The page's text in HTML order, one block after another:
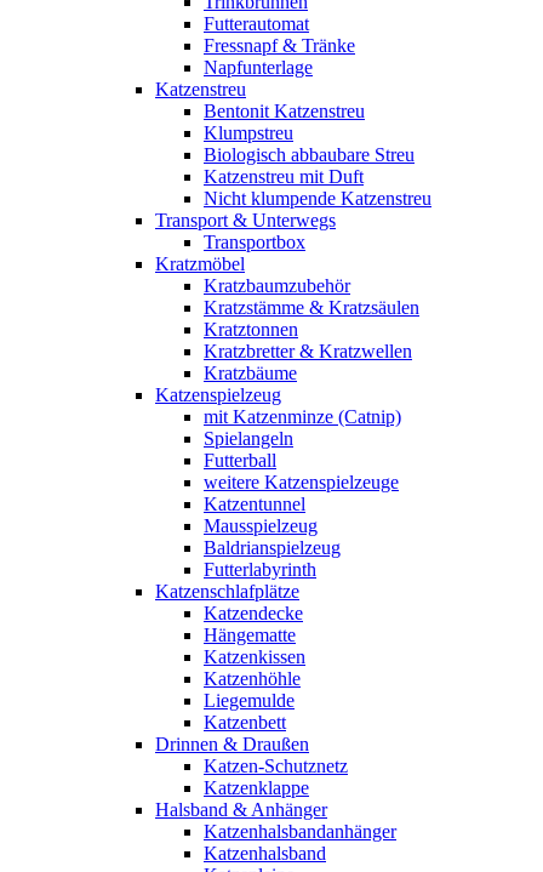
Futterautomat
Fressnapf & Tränke
Napfunterlage
Katzenstreu
Bentonit Katzenstreu
Klumpstreu
Biologisch abbaubare Streu
Katzenstreu mit Duft
Nicht klumpende Katzenstreu
Transport & Unterwegs
Transportbox
Kratzmöbel
Kratzbaumzubehör
Kratzstämme & Kratzsäulen
Kratztonnen
Kratzbretter & Kratzwellen
Kratzbäume
Katzenspielzeug
mit Katzenminze (Catnip)
Spielangeln
Futterball
weitere Katzenspielzeuge
Katzentunnel
Mausspielzeug
Baldrianspielzeug
Futterlabyrinth
Katzenschlafplätze
Katzendecke
Hängematte
Katzenkissen
Katzenhöhle
Liegemulde
Katzenbett
Drinnen & Draußen
Katzen-Schutznetz
Katzenklappe
Halsband & Anhänger
Katzenhalsbandanhänger
Katzenhalsband